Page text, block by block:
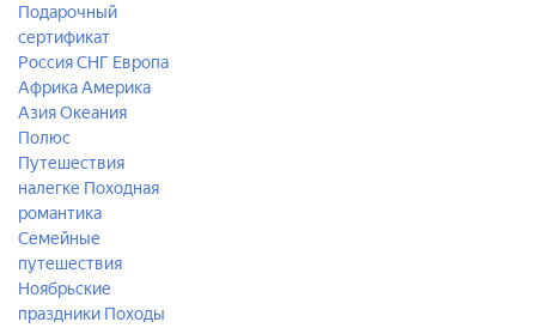
Подарочный
сертификат
РоссияСНГ Европа
АфрикаАмерика
АзияОкеания
Полюс
Путешествия
налегке Походная
романтика
Семейные
путешествия
Ноябрьские
праздники Походы